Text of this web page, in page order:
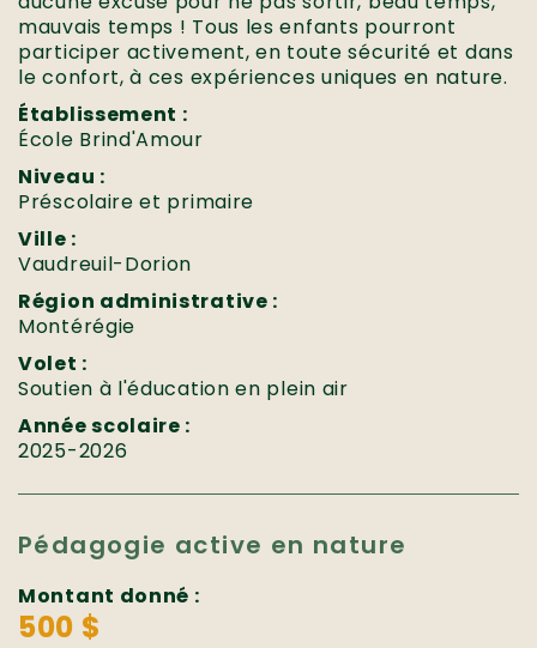
mauvais temps ! Tous les enfants pourront
participer activement, en toute sécurité et dans
le confort, à ces expériences uniques en nature.
Établissement :
École Brind'Amour
Niveau :
Préscolaire et primaire
Ville :
Vaudreuil-Dorion
Région administrative :
Montérégie
Volet :
Soutien à l'éducation en plein air
Année scolaire :
2025-2026
Pédagogie active en nature
Montant donné :
500 $